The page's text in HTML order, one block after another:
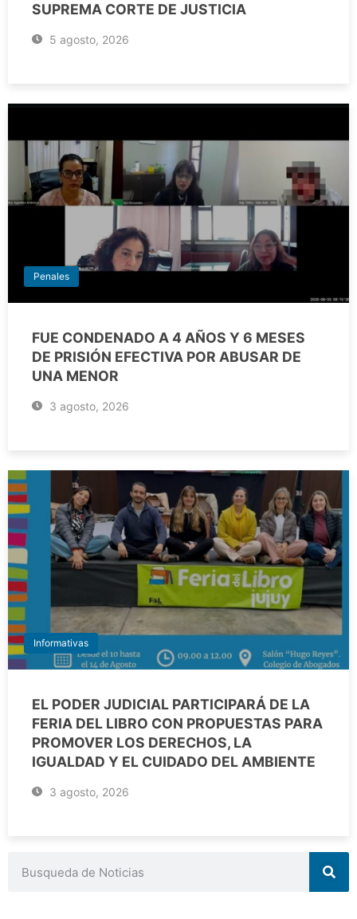
SUPREMA CORTE DE JUSTICIA
5 agosto, 2026
Penales
FUE CONDENADO A 4 AÑOS Y 6 MESES
DE PRISIÓN EFECTIVA POR ABUSAR DE
UNA MENOR
3 agosto, 2026
Informativas
EL PODER JUDICIAL PARTICIPARÁ DE LA
FERIA DEL LIBRO CON PROPUESTAS PARA
PROMOVER LOS DERECHOS, LA
IGUALDAD Y EL CUIDADO DEL AMBIENTE
3 agosto, 2026